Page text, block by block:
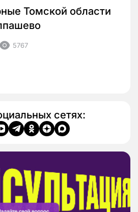
Томской области
5767
сетях: